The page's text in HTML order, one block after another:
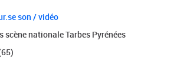
son / vidéo
scène nationale Tarbes Pyrénées